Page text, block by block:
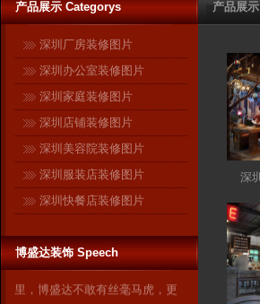
产品展示 Categorys
深圳厂房装修图片
深圳办公室装修图片
深圳家庭装修图片
深圳店铺装修图片
深圳美容院装修图片
深圳服装店装修图片
深圳快餐店装修图片
博盛达装饰 Speech
博盛达装饰只装深圳 ------17年扎
根深圳本土！17年信誉保证！ 与
很多在全国各地开有分公司的连
锁装修企业不同，深圳是博盛达
装饰的唯一市场。在这个市场
里，博盛达不敢有丝毫马虎，更
加不敢采取转包等违法行为忽悠
产品展示
深